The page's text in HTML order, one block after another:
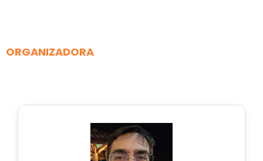
ORGANIZADORA